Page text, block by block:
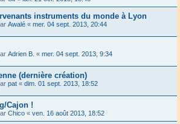
instruments du monde à Lyon
Awalé « mer. 04 sept. 2013, 20:44
Adrien B. « mer. 04 sept. 2013, 9:34
(dernière création)
pat « dim. 01 sept. 2013, 18:52
Cajon !
Chico « ven. 16 août 2013, 18:52